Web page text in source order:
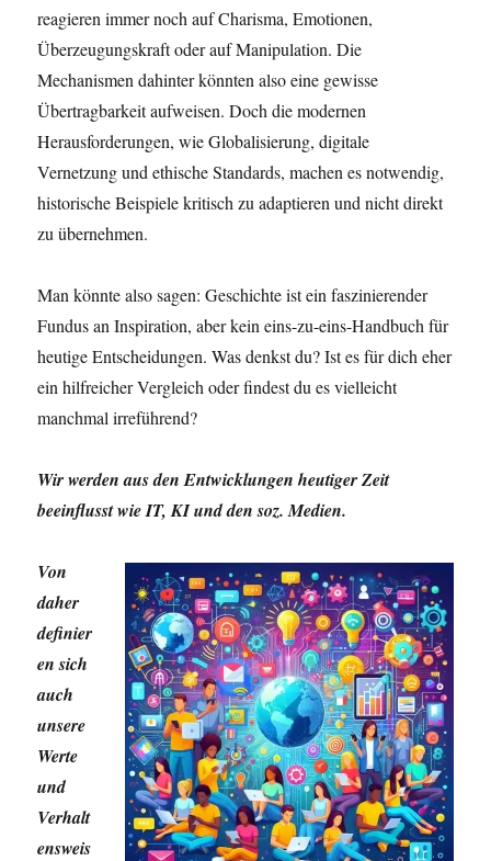
reagieren immer noch auf Charisma, Emotionen,
Überzeugungskraft oder auf Manipulation. Die
Mechanismen dahinter könnten also eine gewisse
Übertragbarkeit aufweisen. Doch die modernen
Herausforderungen, wie Globalisierung, digitale
Vernetzung und ethische Standards, machen es notwendig,
historische Beispiele kritisch zu adaptieren und nicht direkt
zu übernehmen.
Man könnte also sagen: Geschichte ist ein faszinierender
Fundus an Inspiration, aber kein eins-zu-eins-Handbuch für
heutige Entscheidungen. Was denkst du? Ist es für dich eher
ein hilfreicher Vergleich oder findest du es vielleicht
manchmal irreführend?
Wir werden aus den Entwicklungen heutiger Zeit
beeinflusst wie IT, KI und den soz. Medien.
Von
daher
definier
en sich
auch
unsere
Werte
und
Verhalt
ensweis